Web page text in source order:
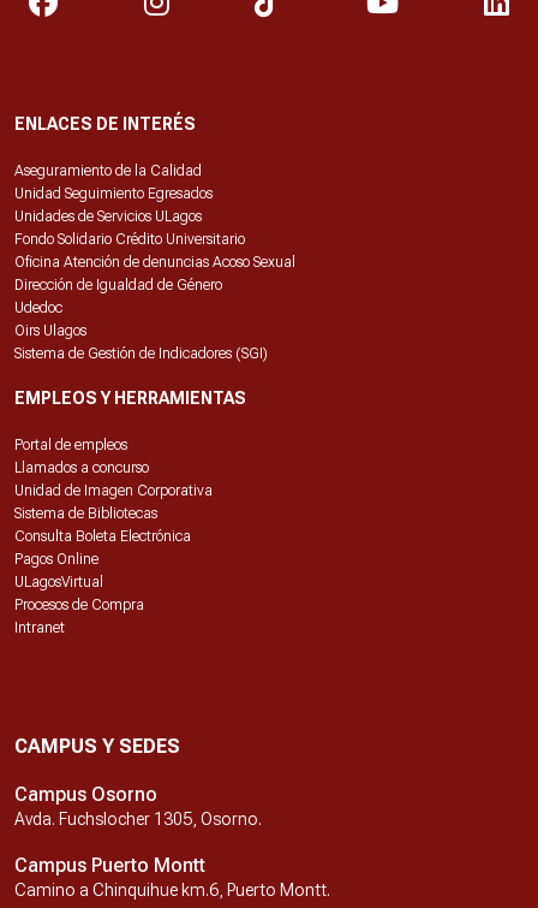
ENLACES DE INTERÉS
Aseguramiento de la Calidad
Unidad Seguimiento Egresados
Unidades de Servicios ULagos
Fondo Solidario Crédito Universitario
Oficina Atención de denuncias Acoso Sexual
Dirección de Igualdad de Género
Udedoc
Oirs Ulagos
Sistema de Gestión de Indicadores (SGI)
EMPLEOS Y HERRAMIENTAS
Portal de empleos
Llamados a concurso
Unidad de Imagen Corporativa
Sistema de Bibliotecas
Consulta Boleta Electrónica
Pagos Online
ULagosVirtual
Procesos de Compra
Intranet
CAMPUS Y SEDES
Campus Osorno
Avda. Fuchslocher 1305, Osorno.
Campus Puerto Montt
Camino a Chinquihue km.6, Puerto Montt.